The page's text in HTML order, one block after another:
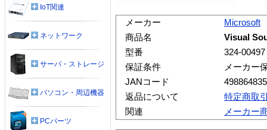
メーカー
Microsoft
商品名
Visual
型番
324-00497
保証条件
メーカー
JANコード
返品について
特定商取
関連
メーカー
IoT関連
ネットワーク
サーバ・ストレージ
パソコン・周辺機器
PCパーツ